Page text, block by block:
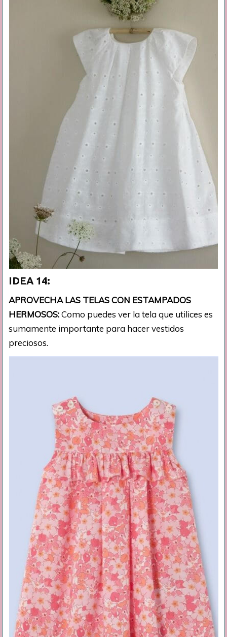
IDEA 14:
APROVECHA LAS TELAS CON ESTAMPADOS
HERMOSOS:Como puedes ver la tela que utilices es
sumamente importante para hacer vestidos
preciosos.